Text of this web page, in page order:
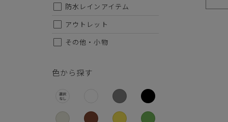
防水レインアイテム
アウトレット
その他・小物
色から探す
26.5cm